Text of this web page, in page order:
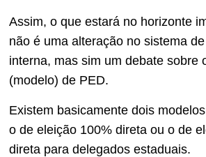
Assim, o que estará no horizonte
não é uma alteração no sistema
interna, mas sim um debate sobre
(modelo) de PED.
Existem basicamente dois
o de eleição 100% direta ou o de
direta para delegados estaduais.